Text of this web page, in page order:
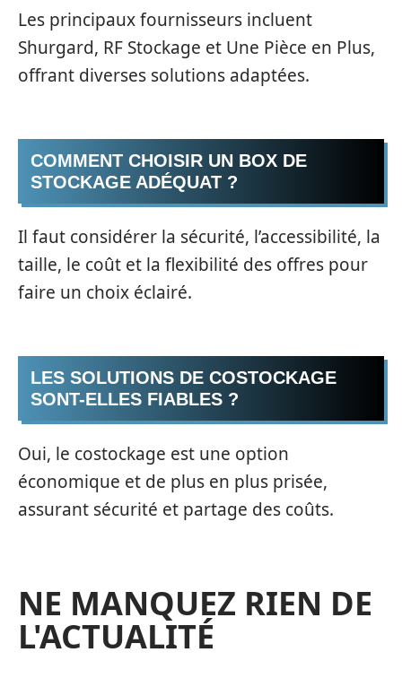
Les principaux fournisseurs incluent
Shurgard, RF Stockage et Une Pièce en Plus,
offrant diverses solutions adaptées.
COMMENT CHOISIR UN BOX DE
STOCKAGE ADÉQUAT ?
Il faut considérer la sécurité, l’accessibilité, la
taille, le coût et la flexibilité des offres pour
faire un choix éclairé.
LES SOLUTIONS DE COSTOCKAGE
SONT-ELLES FIABLES ?
Oui, le costockage est une option
économique et de plus en plus prisée,
assurant sécurité et partage des coûts.
NE MANQUEZ RIEN DE
L'ACTUALITÉ